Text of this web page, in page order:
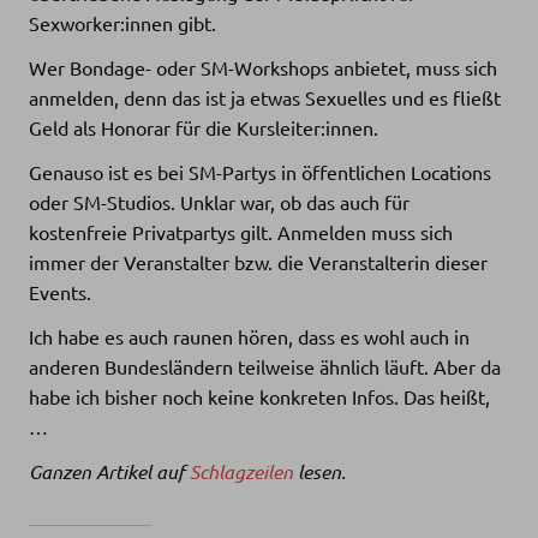
Sexworker:innen gibt.
Wer Bondage- oder SM-Workshops anbietet, muss sich
anmelden, denn das ist ja etwas Sexuelles und es fließt
Geld als Honorar für die Kursleiter:innen.
Genauso ist es bei SM-Partys in öffentlichen Locations
oder SM-Studios. Unklar war, ob das auch für
kostenfreie Privatpartys gilt. Anmelden muss sich
immer der Veranstalter bzw. die Veranstalterin dieser
Events.
Ich habe es auch raunen hören, dass es wohl auch in
anderen Bundesländern teilweise ähnlich läuft. Aber da
habe ich bisher noch keine konkreten Infos. Das heißt,
Ganzen Artikel aufSchlagzeilen lesen.